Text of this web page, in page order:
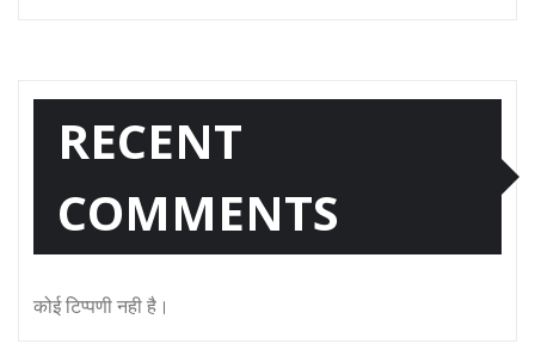
RECENT
COMMENTS
कोई टिप्पणी नही है।